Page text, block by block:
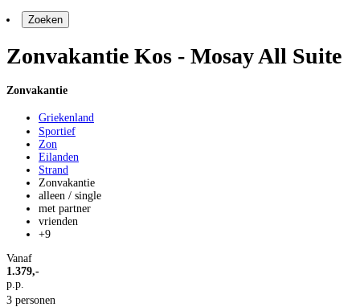
Zoeken
Zonvakantie Kos - Mosay All Suite
Zonvakantie
Griekenland
Sportief
Zon
Eilanden
Strand
Zonvakantie
alleen / single
met partner
vrienden
+9
Vanaf
1.379,-
p.p.
3 personen